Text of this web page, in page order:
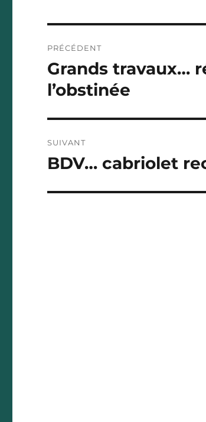
de
l’article
PRÉCÉDENT
Publication
précédente :
Grands travaux…
l’obstinée
SUIVANT
Publication
BDV… cabriolet